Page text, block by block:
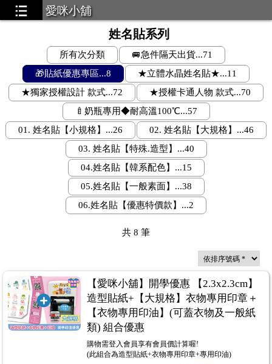
愛咪小舖
姓名貼系列
所有次分類
🚐急件隔天出貨...71
🎁貼紙優惠專區...8
★立體水晶姓名貼★...11
★獨家授權設計 款式...72
★授權卡通人物 款式...70
🍼奶瓶專用◆耐高溫100℃...57
01. 姓名貼【小規格】...26
02. 姓名貼【大規格】...46
03. 姓名貼【特殊.造型】...40
04.姓名貼【韓系配色】...15
05.姓名貼【一般素面】...38
06.姓名貼【優惠特價款】...2
共 8 筆
【愛咪小舖】開學優惠 【2.3x2.3cm】
造型貼紙+【大規格】衣物專用印章＋
【衣物專用印油】(可蓋衣物及一般紙
類) 組合優惠
購物需登入會員享有會員價計算喔!
(此組合為造型貼紙+衣物專用印章+專用印油)